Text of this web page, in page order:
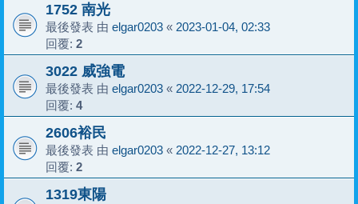
1752 南光
最後發表 由 elgar0203 « 2023-01-04, 02:33
回覆: 2
3022 威強電
最後發表 由 elgar0203 « 2022-12-29, 17:54
回覆: 4
2606裕民
最後發表 由 elgar0203 « 2022-12-27, 13:12
回覆: 2
1319東陽